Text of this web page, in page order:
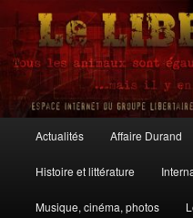
Aller
contenu
principalLe Libertaire
principal
Actualités Affaire Durand
Histoire et littérature
Musique, cinéma, photos